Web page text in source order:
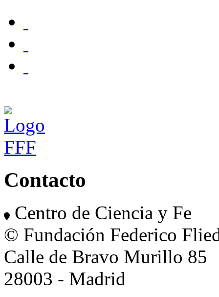
Contacto
Centro de Ciencia y Fe
© Fundación Federico
Calle de Bravo Murillo 85
28003 - Madrid